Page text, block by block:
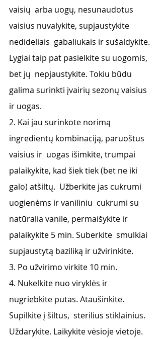
vaisių  arba uogų, nesunaudotus
vaisius nuvalykite, supjaustykite
nedideliais  gabaliukais ir sušaldykite.
Lygiai taip pat pasielkite su uogomis,
bet jų  nepjaustykite. Tokiu būdu
galima surinkti įvairių sezonų vaisius
ir uogas.
2. Kai jau surinkote norimą
ingredientų kombinaciją, paruoštus
vaisius ir  uogas išimkite, trumpai
palaikykite, kad šiek tiek (bet ne iki
galo) atšiltų.  Užberkite jas cukrumi
uogienėms ir vaniliniu  cukrumi su
natūralia vanile, permaišykite ir
palaikykite 5 min. Suberkite  smulkiai
supjaustytą baziliką ir užvirinkite.
3. Po užvirimo virkite 10 min.
4. Nukelkite nuo viryklės ir
nugriebkite putas. Ataušinkite.
Supilkite į šiltus,  sterilius stiklainius.
Uždarykite. Laikykite vėsioje vietoje.